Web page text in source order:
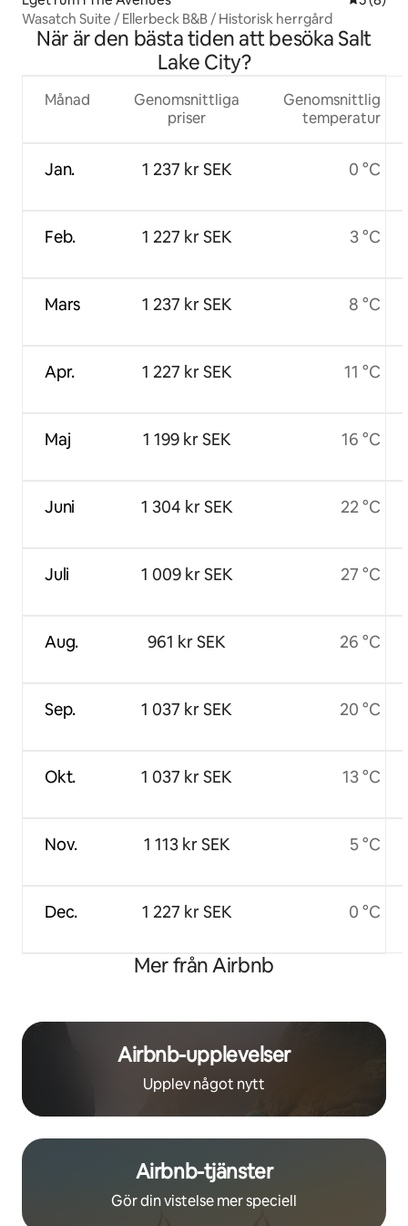
Wasatch Suite / Ellerbeck B&B / Historisk herrgård
När är den bästa tiden att besöka Salt
Lake City?
Månad
Jan.
Feb.
Mars
Apr.
Maj
Juni
Juli
Aug.
Sep.
Okt.
Nov.
Dec.
Genomsnittliga
priser
1 237 kr SEK
1 227 kr SEK
1 237 kr SEK
1 227 kr SEK
1 199 kr SEK
1 304 kr SEK
1 009 kr SEK
961 kr SEK
1 037 kr SEK
1 037 kr SEK
1 113 kr SEK
1 227 kr SEK
Genomsnittlig
temperatur
0 °C
3 °C
8 °C
11 °C
16 °C
22 °C
27 °C
26 °C
20 °C
13 °C
5 °C
0 °C
Mer från Airbnb
Airbnb-upplevelser
Upplev något nytt
Airbnb-tjänster
Gör din vistelse mer speciell